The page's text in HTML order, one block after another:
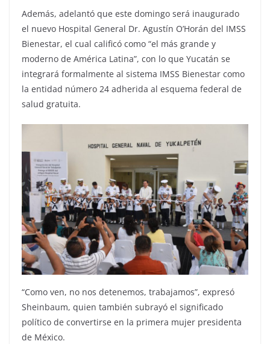
Además, adelantó que este domingo será inaugurado
el nuevo Hospital General Dr. Agustín O’Horán del IMSS
Bienestar, el cual calificó como “el más grande y
moderno de América Latina”, con lo que Yucatán se
integrará formalmente al sistema IMSS Bienestar como
la entidad número 24 adherida al esquema federal de
salud gratuita.
“Como ven, no nos detenemos, trabajamos”, expresó
Sheinbaum, quien también subrayó el significado
político de convertirse en la primera mujer presidenta
de México.